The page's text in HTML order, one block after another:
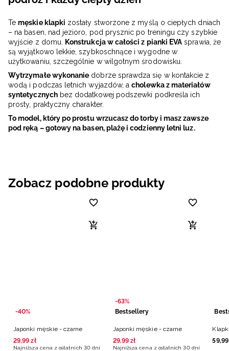
Temęskie klapki zostały stworzone z myślą o ciepłych dniach
– na basen, nad jezioro, pod prysznic po treningu czy szybkie
wyjście z domu. Konstrukcja w całości z pianki EVA sprawia, że
są wyjątkowo lekkie, szybkoschnące i wygodne w
użytkowaniu, szczególnie w wilgotnym środowisku.
Wytrzymałe wykonanie dobrze sprawdza się w kontakcie z
wodą i podczas letnich wyjazdów, acholewka z materiałów
syntetycznychbez dodatkowej podszewki podkreśla ich
prosty, praktyczny charakter.
To model, który po prostu wrzucasz do torby i masz zawsze
pod ręką – gotowy na basen, plażę i codzienny letni luz.
Zobacz podobne produkty
-40%
Japonki męskie - czarne
29,99 zł
Najniższa cena z ostatnich 30 dni
-63%
Bestsellery
Japonki męskie - czarne
29,99 zł
Najniższa cena z ostatnich 30 dni
59,99